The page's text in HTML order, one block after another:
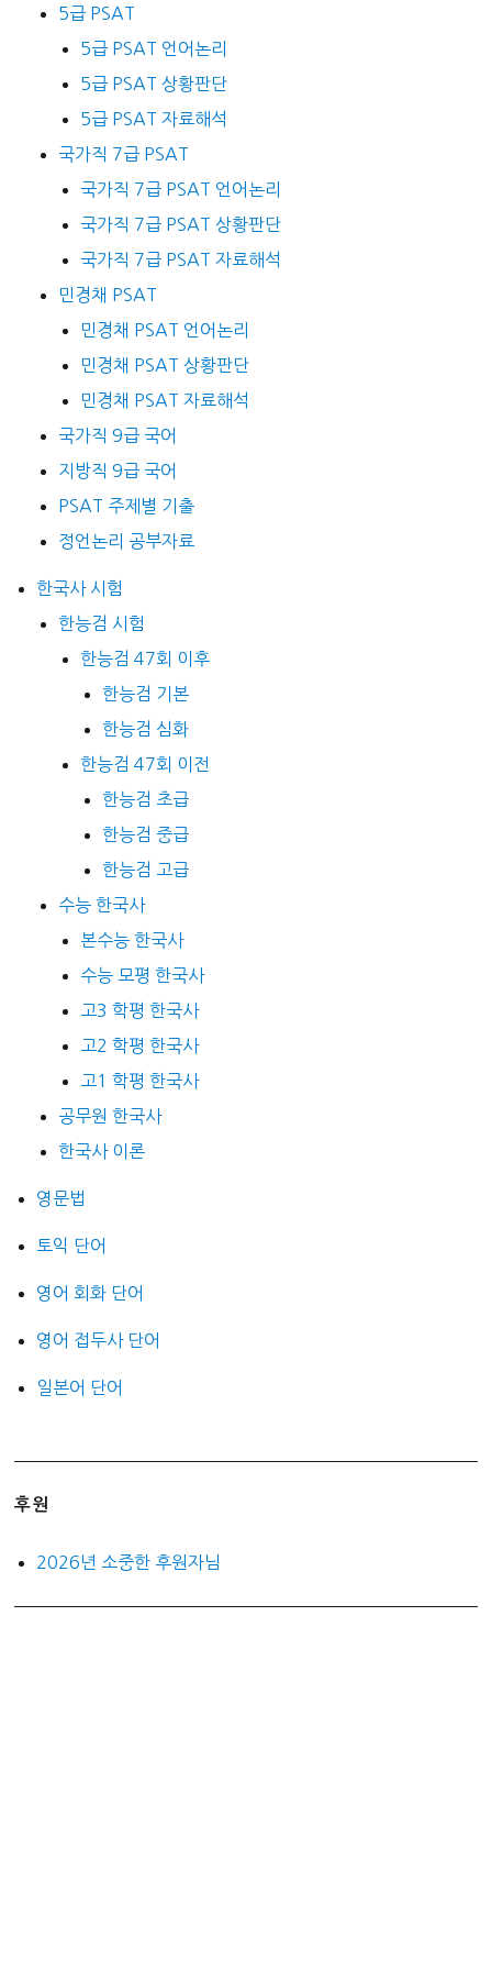
5급 PSAT
5급 PSAT 언어논리
5급 PSAT 상황판단
5급 PSAT 자료해석
국가직 7급 PSAT
국가직 7급 PSAT 언어논리
국가직 7급 PSAT 상황판단
국가직 7급 PSAT 자료해석
민경채 PSAT
민경채 PSAT 언어논리
민경채 PSAT 상황판단
민경채 PSAT 자료해석
국가직 9급 국어
지방직 9급 국어
PSAT 주제별 기출
정언논리 공부자료
한국사 시험
한능검 시험
한능검 47회 이후
한능검 기본
한능검 심화
한능검 47회 이전
한능검 초급
한능검 중급
한능검 고급
수능 한국사
본수능 한국사
수능 모평 한국사
고3 학평 한국사
고2 학평 한국사
고1 학평 한국사
공무원 한국사
한국사 이론
영문법
토익 단어
영어 회화 단어
영어 접두사 단어
일본어 단어
후원
2026년 소중한 후원자님